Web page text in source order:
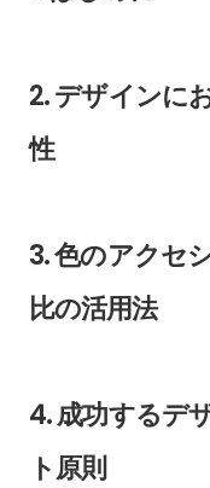
2. デザインに
性
3. 色のアクセ
比の活用法
4. 成功するデ
ト原則